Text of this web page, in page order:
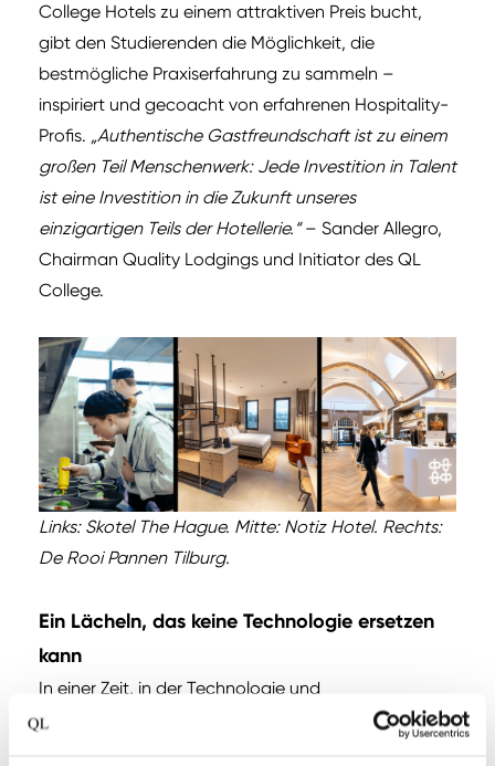
College Hotels zu einem attraktiven Preis bucht,
gibt den Studierenden die Möglichkeit, die
bestmögliche Praxiserfahrung zu sammeln –
inspiriert und gecoacht von erfahrenen Hospitality-
Profis. „Authentische Gastfreundschaft ist zu einem
großen Teil Menschenwerk: Jede Investition in Talent
ist eine Investition in die Zukunft unseres
einzigartigen Teils der Hotellerie.“– Sander Allegro,
Chairman Quality Lodgings und Initiator des QL
College.
Links: Skotel The Hague. Mitte: Notiz Hotel. Rechts:
De Rooi Pannen Tilburg.
Ein Lächeln, das keine Technologie ersetzen
kann
In einer Zeit, in der Technologie und
Automatisierung immer mehr an Bedeutung